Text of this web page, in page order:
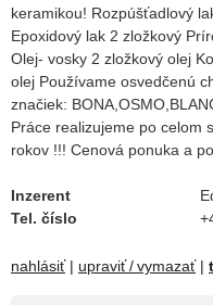
keramikou! Rozpúšťadlový
Epoxidový lak 2 zložkový
Olej- vosky 2 zložkový olej
olej Používame osvedčenú
značiek:
Práce realizujeme po celom
rokov !!! Cenová ponuka a
Inzerent
Tel. číslo
nahlásiť| upraviť / vymazať|